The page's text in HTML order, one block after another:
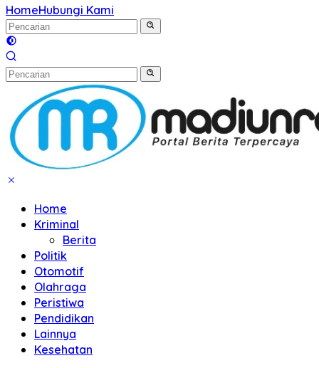
HomeHubungi Kami
Home
Kriminal
Berita
Politik
Otomotif
Olahraga
Peristiwa
Pendidikan
Lainnya
Kesehatan